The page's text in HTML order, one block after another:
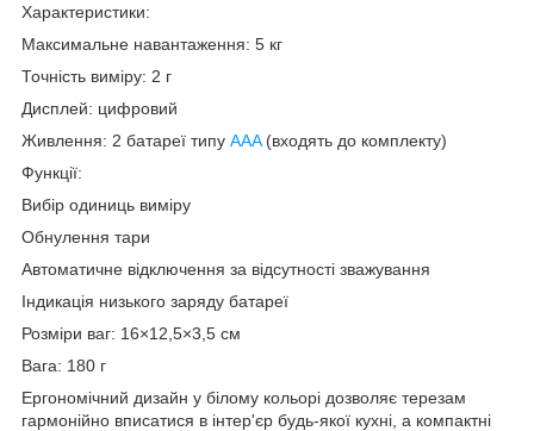
Характеристики:
Максимальне навантаження: 5 кг
Точність виміру: 2 г
Дисплей: цифровий
Живлення: 2 батареї типу AAA(входять до комплекту)
Функції:
Вибір одиниць виміру
Обнулення тари
Автоматичне відключення за відсутності зважування
Індикація низького заряду батареї
Розміри ваг: 16×12,5×3,5 см
Вага: 180 г
Ергономічний дизайн у білому кольорі дозволяє терезам
гармонійно вписатися в інтер'єр будь-якої кухні, а компактні